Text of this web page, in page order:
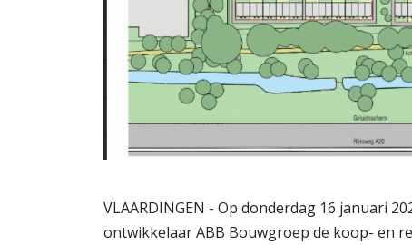
VLAARDINGEN - Op donderdag 16 januari
ontwikkelaar ABB Bouwgroep de koop- en